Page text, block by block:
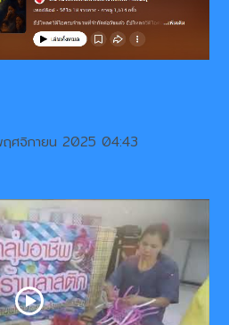
ศจิกายน 2025 04:43